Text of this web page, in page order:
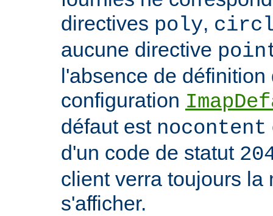
directives poly,
aucune directive
l'absence de
configuration
défaut est nocontent
d'un code de statut
client verra toujours la
s'afficher.